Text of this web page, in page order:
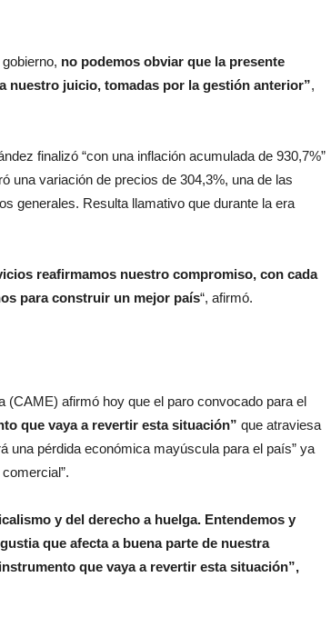
no podemos obviar que la presente
nuestro juicio, tomadas por la gestión anterior”,
finalizó “con una inflación acumulada de 930,7%”
una variación de precios de 304,3%, una de las
generales. Resulta llamativo que durante la era
reafirmamos nuestro compromiso, con cada
para construir un mejor país“, afirmó.
(CAME) afirmó hoy que el paro convocado para el
que vaya a revertir esta situación” que atraviesa
una pérdida económica mayúscula para el país” ya
y del derecho a huelga. Entendemos y
que afecta a buena parte de nuestra
que vaya a revertir esta situación”,